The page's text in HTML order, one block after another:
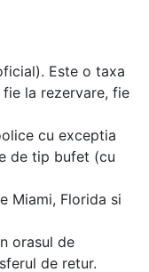
Este o taxa
la rezervare, fie
cu exceptia
de tip bufet (cu
Miami, Florida si
orasul de
de retur.